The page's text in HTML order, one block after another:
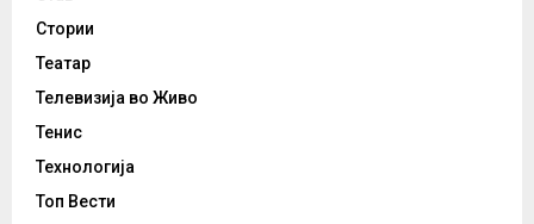
Стории
Театар
Телевизија во Живо
Тенис
Технологија
Топ Вести